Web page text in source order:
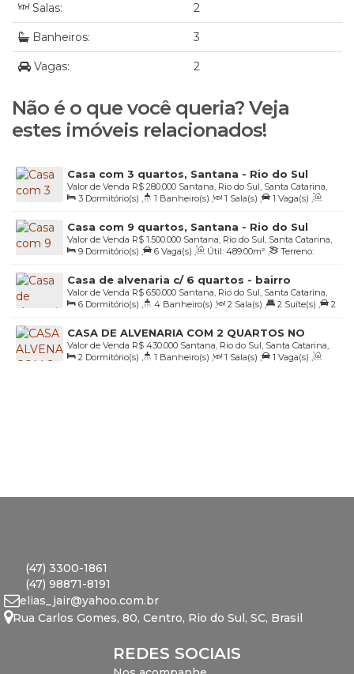
Salas: 2
Banheiros: 3
Vagas: 2
Não é o que você queria? Veja
estes imóveis relacionados!
Casa com 3 quartos, Santana - Rio do Sul
R$ 280.000
Valor de Venda
Santana, Rio do Sul, Santa Catarina,
Brasil
3 Dormitório(s) , 1 Banheiro(s) , 1 Sala(s) , 1 Vaga(s) ,
Útil: 42.00m² , Terreno: 272.60m²
Casa com 9 quartos, Santana - Rio do Sul
R$ 1.500.000
Valor de Venda
Santana, Rio do Sul, Santa Catarina,
Brasil
9 Dormitório(s) , 6 Vaga(s) , Útil: 489.00m² ,
Terreno:
904.00m² , Fundos: 26.49m , Frente: 36.79m ,
Lado Direito:
20.82m , Lado Esquerdo: 28 .89 m
Casa de alvenaria c/ 6 quartos - bairro
Santana em Rio do Sul/SC
R$ 650.000
Valor de Venda
Santana, Rio do Sul, Santa Catarina,
Brasil
6 Dormitório(s) , 4 Banheiro(s) , 2 Sala(s) , 2 Suíte(s) ,
2
Vaga(s) , Útil: 234.00m² , Terreno: 762.00m² ,
Fundos:
32.80m Frente: 27.50m , Lado Direito: 27.70m ,
Lado
Esquerdo: 27.70 m
CASA DE ALVENARIA COM 2 QUARTOS NO
SANTANA
R$ 430.000
Valor de Venda
Santana, Rio do Sul, Santa Catarina,
Brasil
2 Dormitório(s) , 1 Banheiro(s) , 1 Sala(s) , 1 Vaga(s) ,
(47) 3300-1861
(47) 98871-8191
elias_jair@yahoo.com.br
Rua Carlos Gomes, 80, Centro, Rio do Sul, SC, Brasil
REDES SOCIAIS